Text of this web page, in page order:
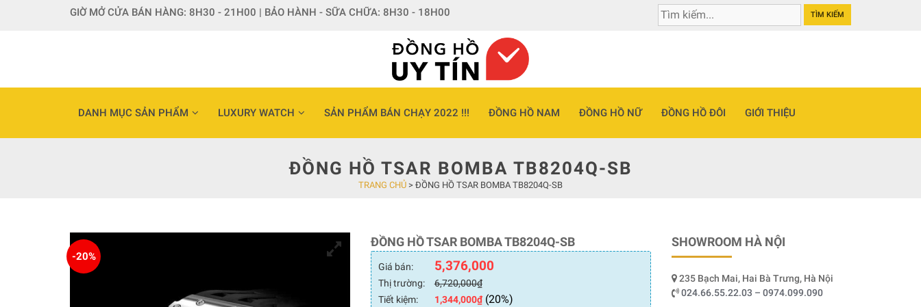
GIỜ MỞ CỬA BÁN HÀNG: 8H30 - 21H00 | BẢO HÀNH - SỮA CHỮA: 8H30 - 18H00 TÌM KIẾM
DANH MỤC SẢN PHẨM LUXURY WATCH SẢN PHẨM BÁN CHẠY 2022 !!! ĐỒNG HỒ NAM ĐỒNG HỒ NỮ ĐỒNG HỒ ĐÔI GIỚI THIỆU
ĐỒNG HỒ TSAR BOMBA TB8204Q-SB
TRANG CHỦ > ĐỒNG HỒ TSAR BOMBA TB8204Q-SB
-20%
ĐỒNG HỒ TSAR BOMBA TB8204Q-SB
Giá bán: 5,376,000
Thị trường: 6,720,000₫
Tiết kiệm:
1,344,000₫(20%)
SHOWROOM HÀ NỘI
235 Bạch Mai, Hai Bà Trưng, Hà Nội
024.66.55.22.03 – 0974.099.090